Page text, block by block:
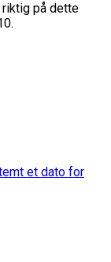
riktig på dette
et dato for